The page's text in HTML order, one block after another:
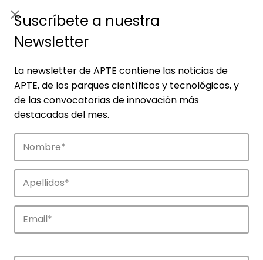
Empresas
Descubre las empresas que impulsan la
innovación en los parques de APTE.
Suscríbete a nuestra
Newsletter
La newsletter de APTE contiene las noticias de
APTE, de los parques científicos y tecnológicos, y
de las convocatorias de innovación más
destacadas del mes.